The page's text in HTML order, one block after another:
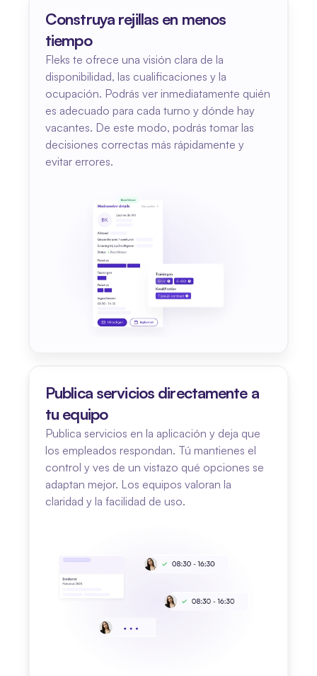
Construya rejillas en menos
tiempo
Fleks te ofrece una visión clara de la
disponibilidad, las cualificaciones y la
ocupación. Podrás ver inmediatamente quién
es adecuado para cada turno y dónde hay
vacantes. De este modo, podrás tomar las
decisiones correctas más rápidamente y
evitar errores.
Publica servicios directamente a
tu equipo
Publica servicios en la aplicación y deja que
los empleados respondan. Tú mantienes el
control y ves de un vistazo qué opciones se
adaptan mejor. Los equipos valoran la
claridad y la facilidad de uso.